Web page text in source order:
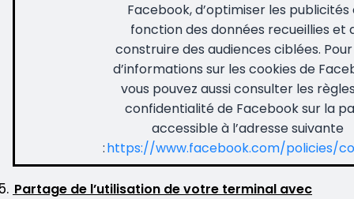
Facebook, d’optimiser les publicités
fonction des données recueillies et
construire des audiences ciblées.
d’informations sur les cookies de
vous pouvez aussi consulter les
confidentialité de Facebook sur la
accessible à l’adresse suivante
:https://www.facebook.com/policies/
Partage de l’utilisation de votre terminal avec